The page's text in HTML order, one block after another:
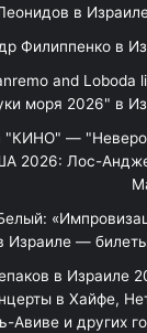
в
Филиппенко в
and Loboda
моря 2026" в
"КИНО" —
2026: Лос-
Израиле —
в Израиле
в Хайфе,
Авиве и других